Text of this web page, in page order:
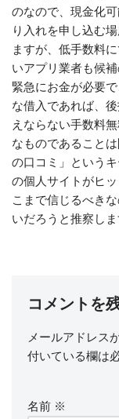
のなので、現金化
り入れを申し込む
ますが、低手数料
いアプリ業者も候
緊急にお金が必要
な借入であれば、
えならない手数料
なものであること
の口コミ」という
の個人サイトがヒ
こまで信じるべき
いだろうと推察しま
コメントを
メールアドレス
付いている欄は
名前 ※